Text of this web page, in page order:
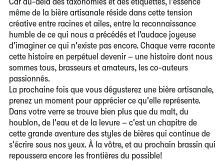
même de la bière artisanale réside dans cette tension
créative entre racines et ailes, entre la reconnaissance
humble de ce qui nous a précédés et l'audace joyeuse
d'imaginer ce qui n'existe pas encore. Chaque verre raconte
cette histoire en perpétuel devenir – une histoire dont nous
sommes tous, brasseurs et amateurs, les co-auteurs
passionnés.
La prochaine fois que vous dégusterez une bière artisanale,
prenez un moment pour apprécier ce qu'elle représente.
Dans votre verre se trouve bien plus que du malt, du
houblon, de l'eau et de la levure – c'est un chapitre de
cette grande aventure des styles de bières qui continue de
s'écrire sous nos yeux. À la vôtre, et au prochain brassin qui
repoussera encore les frontières du possible!